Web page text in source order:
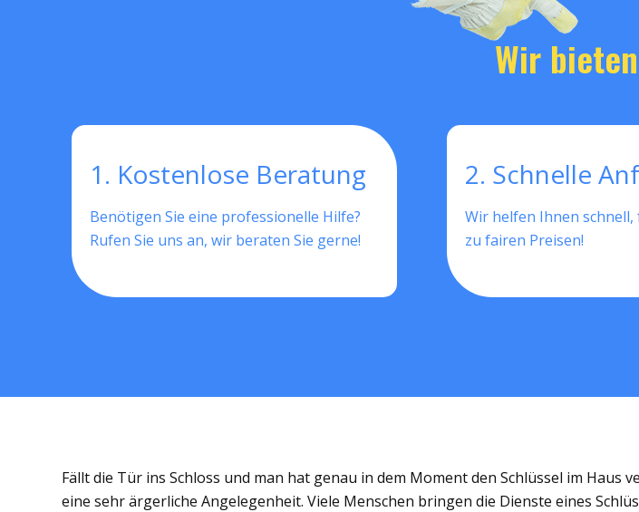
Wir
1. Kostenlose Beratung
Benötigen Sie eine professionelle Hilfe?
Rufen Sie uns an, wir beraten Sie gerne!
2. Schnelle
Wir helfen Ihnen
zu fairen Preisen!
Fällt die Tür ins Schloss und man hat genau in dem Moment den Schlüssel im Haus
eine sehr ärgerliche Angelegenheit. Viele Menschen bringen die Dienste eines